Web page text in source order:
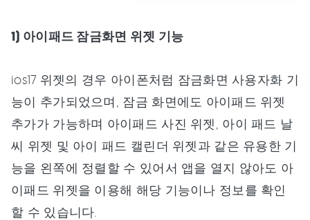
1) 아이패드 잠금화면 위젯 기능
ios17 위젯의 경우 아이폰처럼 잠금화면 사용자화 기
능이 추가되었으며, 잠금 화면에도 아이패드 위젯
추가가 가능하며 아이패드 사진 위젯, 아이 패드 날
씨 위젯 및 아이 패드 캘린더 위젯과 같은 유용한 기
능을 왼쪽에 정렬할 수 있어서 앱을 열지 않아도 아
이패드 위젯을 이용해 해당 기능이나 정보를 확인
할 수 있습니다.